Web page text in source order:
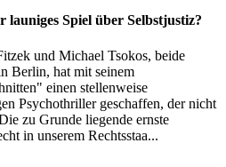
launiges Spiel über Selbstjustiz?
und Michael Tsokos, beide
Berlin, hat mit seinem
einen stellenweise
Psychothriller geschaffen, der nicht
zu Grunde liegende ernste
in unserem Rechtsstaa...